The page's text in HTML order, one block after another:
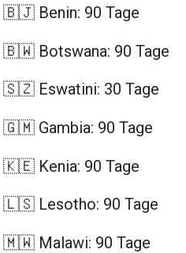
🇧🇯 Benin: 90 Tage
🇧🇼 Botswana: 90 Tage
🇸🇿 Eswatini: 30 Tage
🇬🇲 Gambia: 90 Tage
🇰🇪 Kenia: 90 Tage
🇱🇸 Lesotho: 90 Tage
🇲🇼 Malawi: 90 Tage